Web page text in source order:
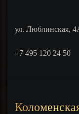
ул. Люблинская,
+7 495 120 24 50